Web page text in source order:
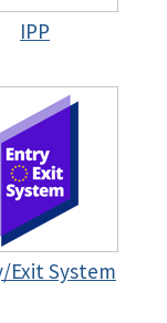
IPP
Exit System